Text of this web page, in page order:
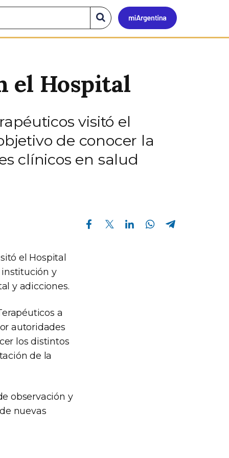
Mi
Buscar
en
el
el Hospital
visitó el
de conocer la
clínicos en salud
Compartir en Facebook Compartir en Twitter Compartir en Linkedin Compartir en Whatsapp
el Hospital
institución y
y adicciones.
a
autoridades
los distintos
de la
observación y
nuevas